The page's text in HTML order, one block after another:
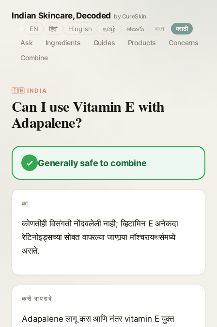
Indian Skincare, Decoded by CureSkin
Ask Ingredients Guides Products
Concerns
Combine
EN हिंदी Hinglish தமிழ் తెలుగు বাংলা मराठी
🇮🇳 INDIA
Can I use Vitamin E with
Adapalene?
✓ Generally safe to combine
का
कोणतीही विसंगती नोंदवलेली नाही; व्हिटामिन E अनेकदा
रेटिनोइड्सच्या सोबत वापरल्या जाणार्‍या मॉश्चरायজर्समध्ये
असते.
कसे वापरावे
Adapalene लागू करा आणि नंतर vitamin E युक्त